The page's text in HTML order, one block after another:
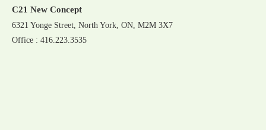
C21 New Concept
6321 Yonge Street, North York, ON, M2M 3X7
Office : 416.223.3535